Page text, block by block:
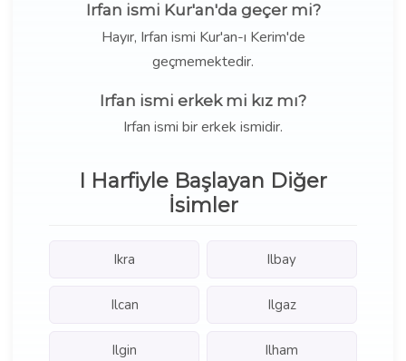
Irfan ismi Kur'an'da geçer mi?
Hayır, Irfan ismi Kur'an-ı Kerim'de
geçmemektedir.
Irfan ismi erkek mi kız mı?
Irfan ismi bir erkek ismidir.
I Harfiyle Başlayan Diğer
İsimler
Ikra Ilbay
Ilcan Ilgaz
Ilgin Ilham